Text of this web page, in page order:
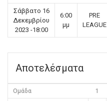
Σάββατο 16
Δεκεμβρίου
2023 -18:00
6:00
μμ
PRE
LEAGUE
Αποτελέσματα
Ομάδα 1